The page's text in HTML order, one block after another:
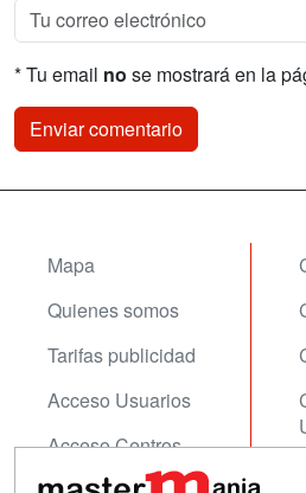
* Tu email no se mostrará en la
Mapa
Quienes somos
Tarifas publicidad
Acceso Usuarios
Acceso Centros